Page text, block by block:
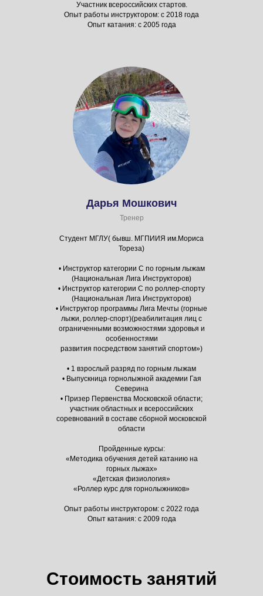
Участник всероссийских стартов.
Опыт работы инструктором: с 2018 года
Опыт катания: с 2005 года
Дарья Мошкович
Тренер
Студент МГЛУ( бывш. МГПИИЯ им.Мориса
Тореза)
• Инструктор категории С по горным лыжам
(Национальная Лига Инструкторов)
• Инструктор категории С по роллер-спорту
(Национальная Лига Инструкторов)
• Инструктор программы Лига Мечты (горные
лыжи, роллер-спорт)(реабилитация лиц с
ограниченными возможностями здоровья и
особенностями
развития посредством занятий спортом»)
• 1 взрослый разряд по горным лыжам
• Выпускница горнолыжной академии Гая
Северина
• Призер Первенства Московской области;
участник областных и всероссийских
соревнований в составе сборной московской
области
Пройденные курсы:
«Методика обучения детей катанию на
горных лыжах»
«Детская физиология»
«Роллер курс для горнолыжников»
Опыт работы инструктором: с 2022 года
Опыт катания: с 2009 года
Стоимость занятий